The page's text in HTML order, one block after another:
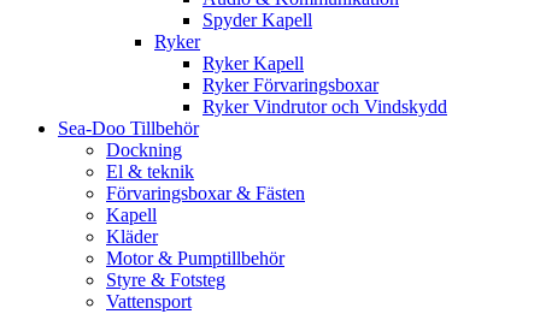
Spyder Kapell
Ryker
Ryker Kapell
Ryker Förvaringsboxar
Ryker Vindrutor och Vindskydd
Sea-Doo Tillbehör
Dockning
El & teknik
Förvaringsboxar & Fästen
Kapell
Kläder
Motor & Pumptillbehör
Styre & Fotsteg
Vattensport